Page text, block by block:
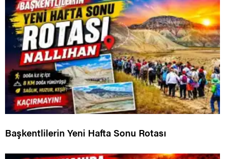
Başkentlilerin Yeni Hafta Sonu Rotası